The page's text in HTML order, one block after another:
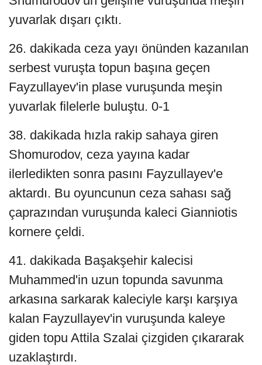
yuvarlak dışarı çıktı.
26. dakikada ceza yayı önünden kazanılan
serbest vuruşta topun başına geçen
Fayzullayev'in plase vuruşunda meşin
yuvarlak filelerle buluştu. 0-1
38. dakikada hızla rakip sahaya giren
Shomurodov, ceza yayına kadar
ilerledikten sonra pasını Fayzullayev'e
aktardı. Bu oyuncunun ceza sahası sağ
çaprazından vuruşunda kaleci Gianniotis
kornere çeldi.
41. dakikada Başakşehir kalecisi
Muhammed'in uzun topunda savunma
arkasına sarkarak kaleciyle karşı karşıya
kalan Fayzullayev'in vuruşunda kaleye
giden topu Attila Szalai çizgiden çıkararak
uzaklaştırdı.